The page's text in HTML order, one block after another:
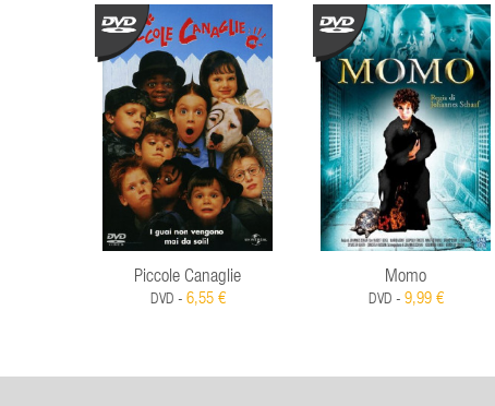
Piccole Canaglie
DVD - 6,55 €
Momo
DVD - 9,99 €